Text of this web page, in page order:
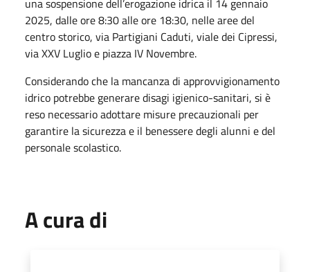
2025, dalle ore 8:30 alle ore 18:30, nelle aree del
centro storico, via Partigiani Caduti, viale dei Cipressi,
via XXV Luglio e piazza IV Novembre.
Considerando che la mancanza di approvvigionamento
idrico potrebbe generare disagi igienico-sanitari, si è
reso necessario adottare misure precauzionali per
garantire la sicurezza e il benessere degli alunni e del
personale scolastico.
A cura di